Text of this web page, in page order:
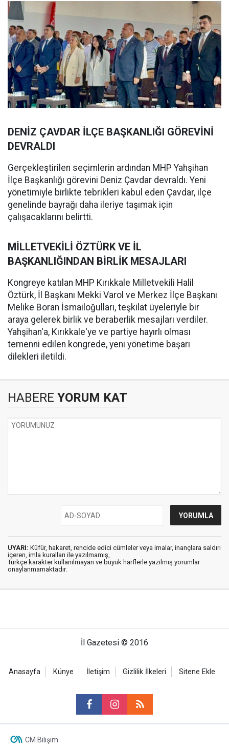
DENİZ ÇAVDAR İLÇE BAŞKANLIĞI GÖREVİNİ
DEVRALDI
Gerçekleştirilen seçimlerin ardından MHP Yahşihan
İlçe Başkanlığı görevini Deniz Çavdar devraldı. Yeni
yönetimiyle birlikte tebrikleri kabul eden Çavdar, ilçe
genelinde bayrağı daha ileriye taşımak için
çalışacaklarını belirtti.
MİLLETVEKİLİ ÖZTÜRK VE İL
BAŞKANLIĞINDAN BİRLİK MESAJLARI
Kongreye katılan MHP Kırıkkale Milletvekili Halil
Öztürk, İl Başkanı Mekki Varol ve Merkez İlçe Başkanı
Melike Boran İsmailoğulları, teşkilat üyeleriyle bir
araya gelerek birlik ve beraberlik mesajları verdiler.
Yahşihan'a, Kırıkkale'ye ve partiye hayırlı olması
temenni edilen kongrede, yeni yönetime başarı
dilekleri iletildi.
HABERE YORUM KAT
UYARI: Küfür, hakaret, rencide edici cümleler veya imalar, inançlara saldırı
içeren, imla kuralları ile yazılmamış,
Türkçe karakter kullanılmayan ve büyük harflerle yazılmış yorumlar
onaylanmamaktadır.
İl Gazetesi © 2016
Anasayfa Künye İletişim Gizlilik İlkeleri Sitene Ekle
CM Bilişim